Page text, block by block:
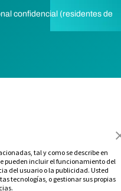
tal y como se describe en
pueden incluir el funcionamiento del
del usuario o la publicidad. Usted
tecnologías, o gestionar sus propias
confidencial (residentes de